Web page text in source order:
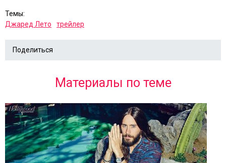
Темы:
Джаред Лето
трейлер
Поделиться
Материалы по теме